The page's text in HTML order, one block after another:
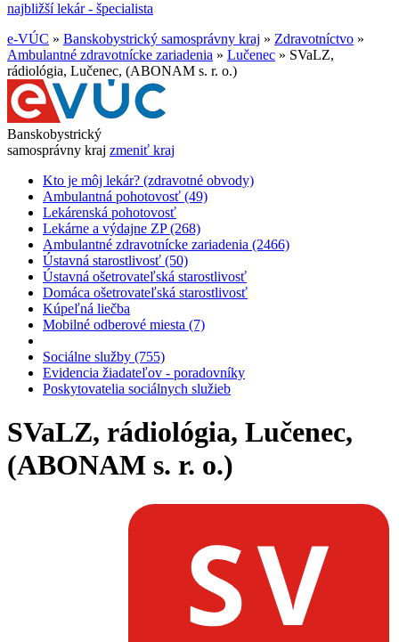
najbližší lekár - špecialista
e-VÚC » Banskobystrický samosprávny kraj » Zdravotníctvo »
Ambulantné zdravotnícke zariadenia » Lučenec » SVaLZ,
rádiológia, Lučenec, (ABONAM s. r. o.)
Banskobystrický
samosprávny kraj zmeniť kraj
Kto je môj lekár? (zdravotné obvody)
Ambulantná pohotovosť (49)
Lekárenská pohotovosť
Lekárne a výdajne ZP (268)
Ambulantné zdravotnícke zariadenia (2466)
Ústavná starostlivosť (50)
Ústavná ošetrovateľská starostlivosť
Domáca ošetrovateľská starostlivosť
Kúpeľná liečba
Mobilné odberové miesta (7)
Sociálne služby (755)
Evidencia žiadateľov - poradovníky
Poskytovatelia sociálnych služieb
SVaLZ, rádiológia, Lučenec,
(ABONAM s. r. o.)